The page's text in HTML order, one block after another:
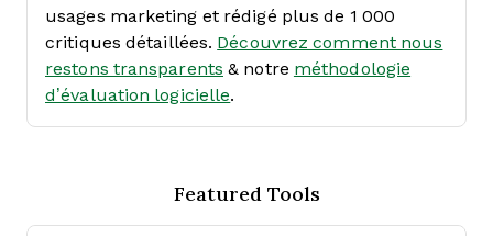
usages marketing et rédigé plus de 1 000
critiques détaillées. Découvrez comment nous
restons transparents & notre méthodologie
d’évaluation logicielle.
Featured Tools